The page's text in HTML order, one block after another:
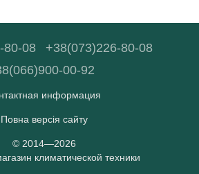
80-08
+38(073)226-80-08
00-92
информация
Повна версія сайту
© 2014—2026
климатической техники